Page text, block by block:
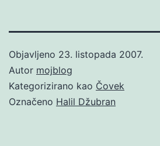
Objavljeno 23. listopada 2007.
Autor mojblog
Kategorizirano kao Čovek
Označeno Halil Džubran